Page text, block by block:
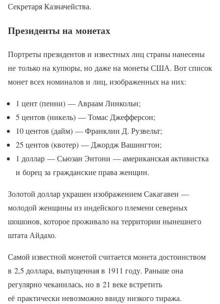
Секретаря Казначейства.
Президенты на монетах
Портреты президентов и известных лиц страны нанесены
не только на купюры, но даже на монеты США. Вот список
монет всех номиналов и лиц, изображенных на них:
1 цент (пенни) — Авраам Линкольн;
5 центов (никель) — Томас Джефферсон;
10 центов (дайм) — Франклин Д. Рузвельт;
25 центов (квотер) — Джордж Вашингтон;
1 доллар — Сьюзан Энтони — американская активистка
и борец за гражданские права женщин.
Золотой доллар украшен изображением Сакагавеи —
молодой женщины из индейского племени северных
шошонов, которое проживало на территории нынешнего
штата Айдахо.
Самой известной монетой считается монета достоинством
в 2,5 доллара, выпущенная в 1911 году. Раньше она
регулярно чеканилась, но в 21 веке встретить
её практически невозможно ввиду низкого тиража.